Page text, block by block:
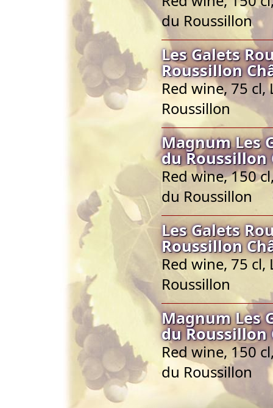
du Roussillon
Les Galets
Roussillon
Red wine, 75
Roussillon
Magnum Les
du Roussillon
Red wine, 150
du Roussillon
Les Galets
Roussillon
Red wine, 75
Roussillon
Magnum Les
du Roussillon
Red wine, 150
du Roussillon